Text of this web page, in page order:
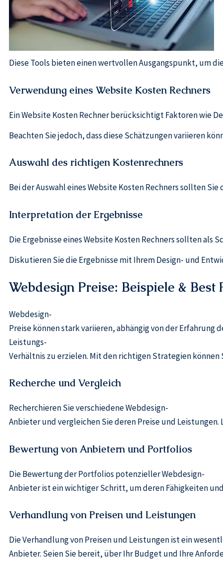
Diese Tools bieten einen wertvollen Ausgangspunkt, um
Verwendung eines Website Kosten Rechners
Ein Website Kosten Rechner berücksichtigt Faktoren wie
Beachten Sie jedoch, dass diese Schätzungen variieren
Auswahl des richtigen Kostenrechners
Bei der Auswahl eines Website Kosten Rechners sollten
Interpretation der Ergebnisse
Die Ergebnisse eines Website Kosten Rechners sollten
Diskutieren Sie die Ergebnisse mit Ihrem Design- und
Webdesign Preise: Beispiele & Best
Webdesign-
Preise können stark variieren, abhängig von der
Leistungs-
Verhältnis zu erzielen. Mit den richtigen Strategien
Recherche und Vergleich
Recherchieren Sie verschiedene Webdesign-
Anbieter und vergleichen Sie deren Preise und
Bewertung von Anbietern und Portfolios
Die Bewertung der Portfolios potenzieller Webdesign-
Anbieter ist ein wichtiger Schritt, um deren Fähigkeiten
Verhandlung von Preisen und Leistungen
Die Verhandlung von Preisen und Leistungen ist ein
Anbieter. Seien Sie bereit, über Ihr Budget und Ihre